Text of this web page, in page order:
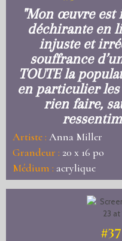
"Mon œuvre est
déchirante en
injuste et
souffrance
TOUTE la
en particulier les
rien faire,
Artiste : Anna Miller
Grandeur : 20 x 16 po
Médium : acrylique
#37